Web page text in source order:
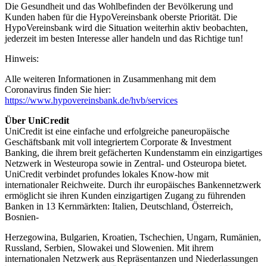
Die Gesundheit und das Wohlbefinden der Bevölkerung und
Kunden haben für die HypoVereinsbank oberste Priorität. Die
HypoVereinsbank wird die Situation weiterhin aktiv beobachten,
jederzeit im besten Interesse aller handeln und das Richtige tun!
Hinweis:
Alle weiteren Informationen in Zusammenhang mit dem
Coronavirus finden Sie hier:
https://www.hypovereinsbank.de/hvb/services
Über UniCredit
UniCredit ist eine einfache und erfolgreiche paneuropäische
Geschäftsbank mit voll integriertem Corporate & Investment
Banking, die ihrem breit gefächerten Kundenstamm ein einzigartiges
Netzwerk in Westeuropa sowie in Zentral- und Osteuropa bietet.
UniCredit verbindet profundes lokales Know-how mit
internationaler Reichweite. Durch ihr europäisches Bankennetzwerk
ermöglicht sie ihren Kunden einzigartigen Zugang zu führenden
Banken in 13 Kernmärkten: Italien, Deutschland, Österreich,
Bosnien-
Herzegowina, Bulgarien, Kroatien, Tschechien, Ungarn, Rumänien,
Russland, Serbien, Slowakei und Slowenien. Mit ihrem
internationalen Netzwerk aus Repräsentanzen und Niederlassungen